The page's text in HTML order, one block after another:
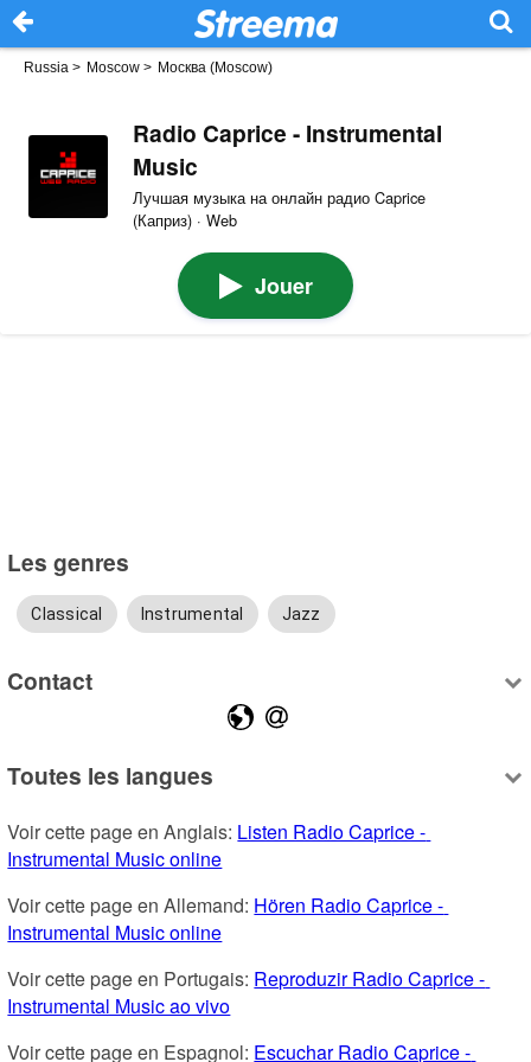
Russia > Moscow > Москва (Moscow)
Radio Caprice - Instrumental
Music
Лучшая музыка на онлайн радио Caprice
(Каприз) · Web
Jouer
Les genres
Classical Instrumental Jazz
Contact
Toutes les langues
Voir cette page en Anglais: Listen Radio Caprice -
Instrumental Music online
Voir cette page en Allemand: Hören Radio Caprice -
Instrumental Music online
Voir cette page en Portugais: Reproduzir Radio Caprice -
Instrumental Music ao vivo
Voir cette page en Espagnol: Escuchar Radio Caprice -